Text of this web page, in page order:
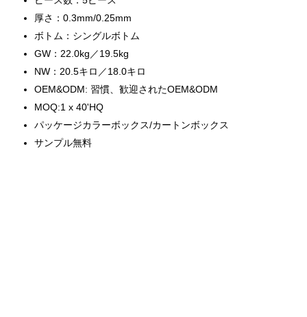
厚さ：0.3mm/0.25mm
ボトム：シングルボトム
GW：22.0kg／19.5kg
NW：20.5キロ／18.0キロ
OEM&ODM: 習慣、歓迎されたOEM&ODM
MOQ:1 x 40'HQ
パッケージカラーボックス/カートンボックス
サンプル無料